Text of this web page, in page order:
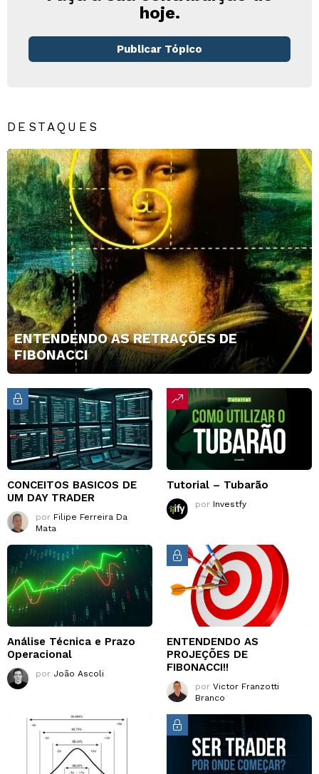
hoje.
Publicar Tópico
DESTAQUES
ENTENDENDO AS RETRAÇÕES DE
FIBONACCI
CONCEITOS BASICOS DE
UM DAY TRADER
por Filipe Ferreira Da
Mata
Tutorial – Tubarão
por Investfy
Análise Técnica e Prazo
Operacional
por João Ascoli
ENTENDENDO AS
PROJEÇÕES DE
FIBONACCI!!
por Victor Franzotti
Branco